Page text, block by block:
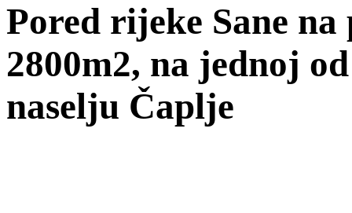
Pored rijeke Sane
2800m2, na jednoj
naselju Čaplje